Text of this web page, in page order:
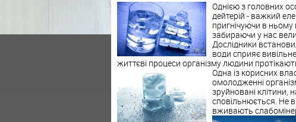
Однією з головних
дейтерій - важкий
пригнічуючи в
забираючи у нас
Дослідники
води сприяє
життєві процеси організму людини
Одна із корисних
омолодженні
зруйновані клітини,
сповільнюється. Не
вживають